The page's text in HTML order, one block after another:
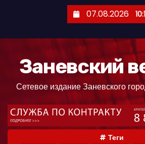
07.08.2026
Заневский
Сетевое издание Заневского
Теги